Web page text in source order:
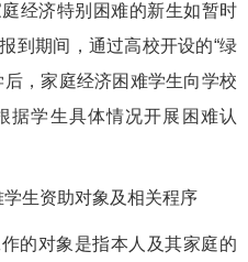
经济特别困难的新生如暂时
到期间，通过高校开设的“绿
，家庭经济困难学生向学校
据学生具体情况开展困难认
生资助对象及相关程序
的对象是指本人及其家庭的